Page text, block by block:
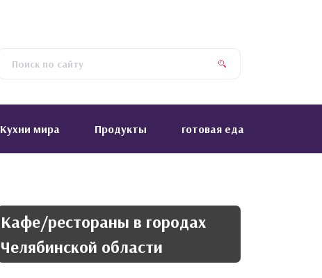
Кухни мира Продукты готовая еда
Кафе/рестораны в городах
Челябинской области